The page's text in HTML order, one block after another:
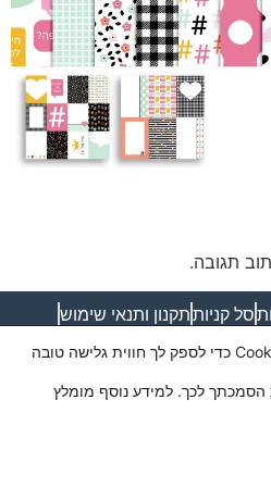
תגובה.
סל קניותתקנון ותנאי שימוש
אתר זה עושה שימוש בקבצי Cookies כדי לספק לך חווית גלישה טובה
לכך. למידע נוסף מומלץ